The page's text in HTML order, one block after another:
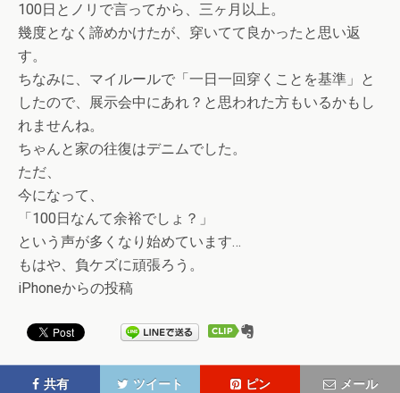
100日とノリで言ってから、三ヶ月以上。
幾度となく諦めかけたが、穿いてて良かったと思い返
す。
ちなみに、マイルールで「一日一回穿くことを基準」と
したので、展示会中にあれ？と思われた方もいるかもし
れませんね。
ちゃんと家の往復はデニムでした。
ただ、
今になって、
「100日なんて余裕でしょ？」
という声が多くなり始めています…
もはや、負ケズに頑張ろう。
iPhoneからの投稿
共有 ツイート ピン メール